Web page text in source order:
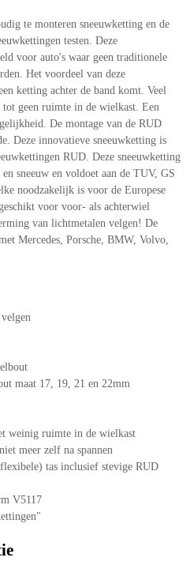
te monteren sneeuwketting en de
testen. Deze
voor auto's waar geen traditionele
Het voordeel van deze
ketting achter de band komt. Veel
geen ruimte in de wielkast. Een
De montage van de RUD
Deze innovatieve sneeuwketting is
RUD. Deze sneeuwketting
sneeuw en voldoet aan de TUV, GS
noodzakelijk is voor de Europese
voor voor- als achterwiel
van lichtmetalen velgen! De
Mercedes, Porsche, BMW, Volvo,
maat 17, 19, 21 en 22mm
weinig ruimte in de wielkast
meer zelf na spannen
tas inclusief stevige RUD
V5117